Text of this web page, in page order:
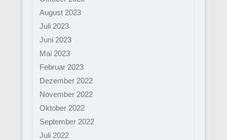
August 2023
Juli 2023
Juni 2023
Mai 2023
Februar 2023
Dezember 2022
November 2022
Oktober 2022
September 2022
Juli 2022